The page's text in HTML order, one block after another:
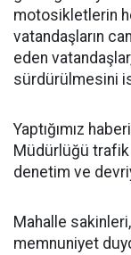
motosikletlerin
vatandaşların
eden
sürdürülmesini
Yaptığımız
Müdürlüğü
denetim ve
Mahalle
memnuniyet